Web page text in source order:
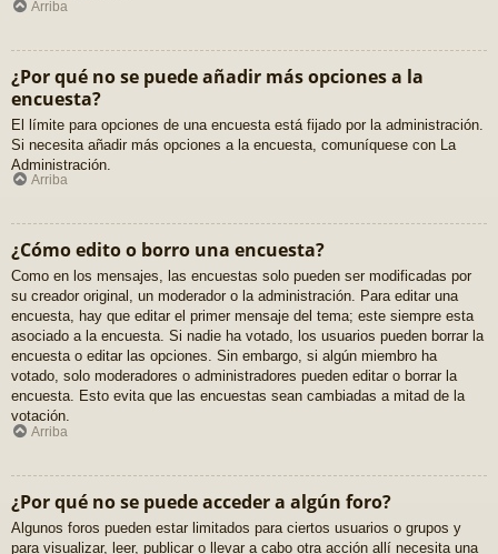
Arriba
¿Por qué no se puede añadir más opciones a la
encuesta?
El límite para opciones de una encuesta está fijado por la administración.
Si necesita añadir más opciones a la encuesta, comuníquese con La
Administración.
Arriba
¿Cómo edito o borro una encuesta?
Como en los mensajes, las encuestas solo pueden ser modificadas por
su creador original, un moderador o la administración. Para editar una
encuesta, hay que editar el primer mensaje del tema; este siempre esta
asociado a la encuesta. Si nadie ha votado, los usuarios pueden borrar la
encuesta o editar las opciones. Sin embargo, si algún miembro ha
votado, solo moderadores o administradores pueden editar o borrar la
encuesta. Esto evita que las encuestas sean cambiadas a mitad de la
votación.
Arriba
¿Por qué no se puede acceder a algún foro?
Algunos foros pueden estar limitados para ciertos usuarios o grupos y
para visualizar, leer, publicar o llevar a cabo otra acción allí necesita una